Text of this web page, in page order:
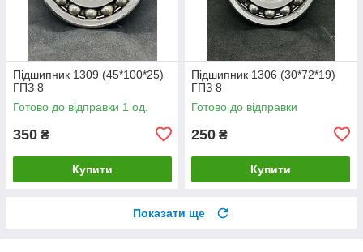
Підшипник 1309 (45*100*25)
ГПЗ 8
Готово до відправки 1 од.
350 ₴
Купити
Підшипник 1306 (30*72*19)
ГПЗ 8
Готово до відправки
250 ₴
Купити
Показати ще